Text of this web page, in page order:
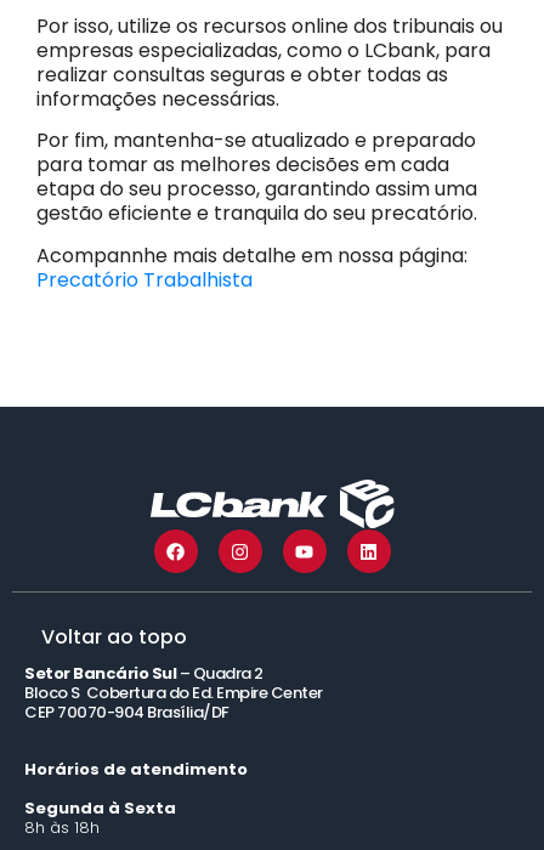
Por isso, utilize os recursos online dos tribunais ou
empresas especializadas, como o LCbank, para
realizar consultas seguras e obter todas as
informações necessárias.
Por fim, mantenha-se atualizado e preparado
para tomar as melhores decisões em cada
etapa do seu processo, garantindo assim uma
gestão eficiente e tranquila do seu precatório.
Acompannhe mais detalhe em nossa página:
Precatório Trabalhista
Voltar ao topo
Setor Bancário Sul– Quadra 2
Bloco S Cobertura do Ed. Empire Center
CEP 70070-904 Brasília/DF
Horários de atendimento
Segunda à Sexta
8h às 18h